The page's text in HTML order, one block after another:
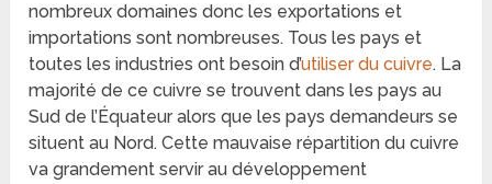
nombreux domaines donc les exportations et
importations sont nombreuses. Tous les pays et
toutes les industries ont besoin d’utiliser du cuivre. La
majorité de ce cuivre se trouvent dans les pays au
Sud de l’Équateur alors que les pays demandeurs se
situent au Nord. Cette mauvaise répartition du cuivre
va grandement servir au développement